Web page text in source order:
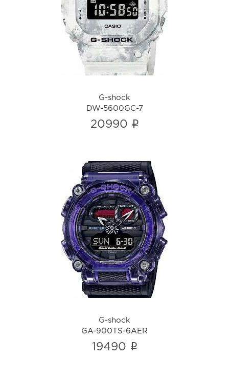
G-shock
DW-5600GC-7
i
G-shock
DW-5600GC-7
20990 i
G-shock
GA-900TS-6AER
i
G-shock
GA-900TS-6AER
19490 i